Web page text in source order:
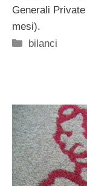
Generali
mesi).
Categorie
bilanci